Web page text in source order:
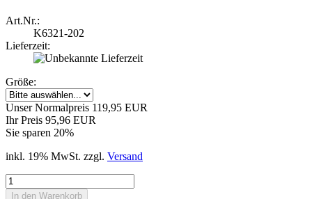
Art.Nr.:
K6321-202
Lieferzeit:
Größe:
Unser Normalpreis 119,95 EUR
Ihr Preis 95,96 EUR
Sie sparen 20%
inkl. 19% MwSt. zzgl. Versand